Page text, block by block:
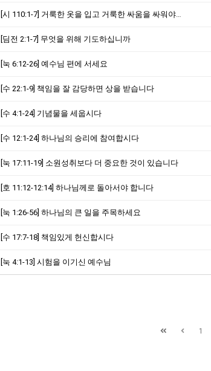
[시 110:1-7] 거룩한 옷을 입고 거룩한 싸움을 싸워야 합니다
[딤전 2:1-7] 무엇을 위해 기도하십니까
[눅 6:12-26] 예수님 편에 서세요
[수 22:1-9] 책임을 잘 감당하면 상을 받습니다
[수 4:1-24] 기념물을 세웁시다
[수 12:1-24] 하나님의 승리에 참여합시다
[눅 17:11-19] 소원성취보다 더 중요한 것이 있습니다
[호 11:12-12:14] 하나님께로 돌아서야 합니다
[눅 1:26-56] 하나님의 큰 일을 주목하세요
[수 17:7-18] 책임있게 헌신합시다
[눅 4:1-13] 시험을 이기신 예수님
1